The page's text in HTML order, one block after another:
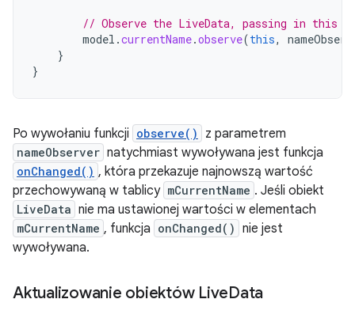
// Observe the LiveData, passing in this
model .currentName.observe(this,
}
}
Po wywołaniu funkcji observe() z parametrem
nameObserver natychmiast wywoływana jest funkcja
onChanged() , która przekazuje najnowszą wartość
przechowywaną w tablicy mCurrentName . Jeśli obiekt
LiveData nie ma ustawionej wartości w elementach
mCurrentName , funkcja onChanged() nie jest
wywoływana.
Aktualizowanie obiektów LiveData